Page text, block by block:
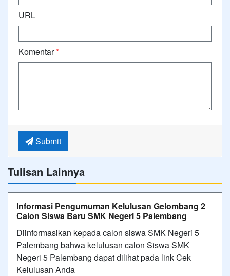
URL
Komentar*
Submit
Tulisan Lainnya
Informasi Pengumuman Kelulusan Gelombang 2
Calon Siswa Baru SMK Negeri 5 Palembang
Diinformasikan kepada calon siswa SMK Negeri 5
Palembang bahwa kelulusan calon Siswa SMK
Negeri 5 Palembang dapat dilihat pada link Cek
Kelulusan Anda